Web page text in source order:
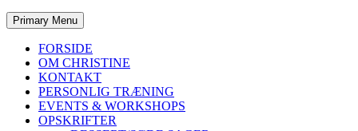
Primary Menu
FORSIDE
OM CHRISTINE
KONTAKT
PERSONLIG TRÆNING
EVENTS & WORKSHOPS
OPSKRIFTER